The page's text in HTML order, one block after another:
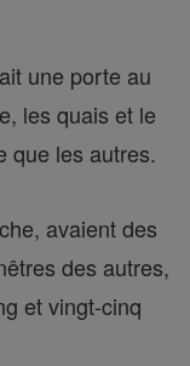
une porte au
les quais et le
que les autres.
avaient des
des autres,
et vingt-cinq